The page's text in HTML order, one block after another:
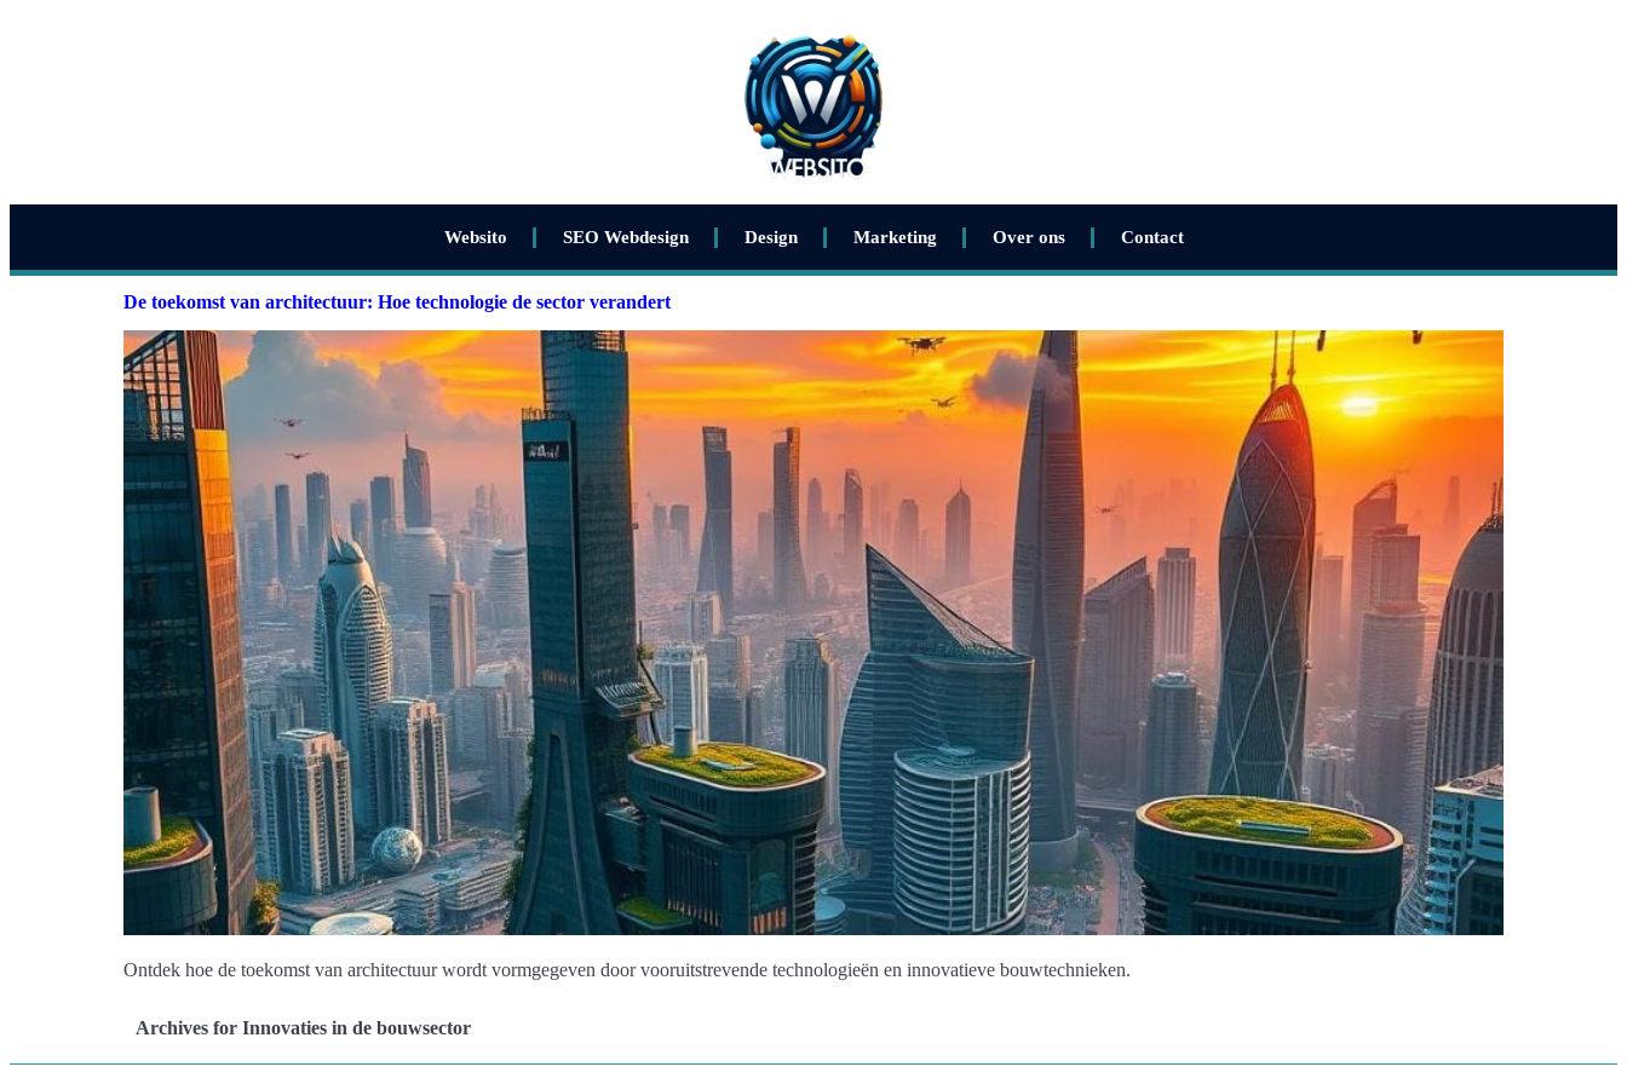
Websito SEO Webdesign Design Marketing Over ons Contact
De toekomst van architectuur: Hoe technologie de sector verandert
Ontdek hoe de toekomst van architectuur wordt vormgegeven door vooruitstrevende technologieën en innovatieve bouwtechnieken.
Archives for Innovaties in de bouwsector